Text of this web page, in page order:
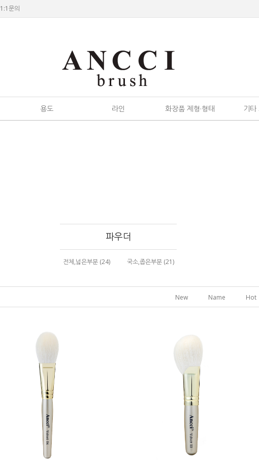
1:1문의
용도 라인 화장품 제형·형태 기타
파우더
전체,넓은부분 (24) 국소,좁은부분 (21)
New Name Hot